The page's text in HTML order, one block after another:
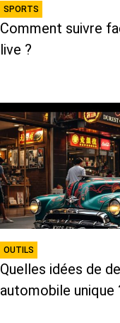
SPORTS
Comment suivre
live ?
OUTILS
Quelles idées de
automobile unique